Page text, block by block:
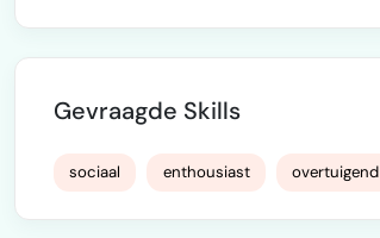
Gevraagde Skills
sociaal enthousiast overtuigend